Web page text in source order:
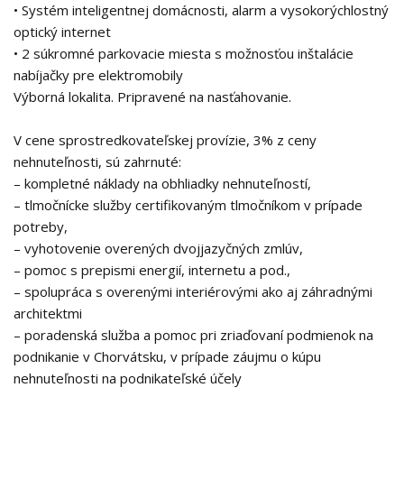
• Systém inteligentnej domácnosti, alarm a vysokorýchlostný
optický internet
• 2 súkromné ​​parkovacie miesta s možnosťou inštalácie
nabíjačky pre elektromobily
Výborná lokalita. Pripravené na nasťahovanie.
V cene sprostredkovateľskej provízie, 3% z ceny
nehnuteľnosti, sú zahrnuté:
– kompletné náklady na obhliadky nehnuteľností,
– tlmočnícke služby certifikovaným tlmočníkom v prípade
potreby,
– vyhotovenie overených dvojjazyčných zmlúv,
– pomoc s prepismi energií, internetu a pod.,
– spolupráca s overenými interiérovými ako aj záhradnými
architektmi
– poradenská služba a pomoc pri zriaďovaní podmienok na
podnikanie v Chorvátsku, v prípade záujmu o kúpu
nehnuteľnosti na podnikateľské účely